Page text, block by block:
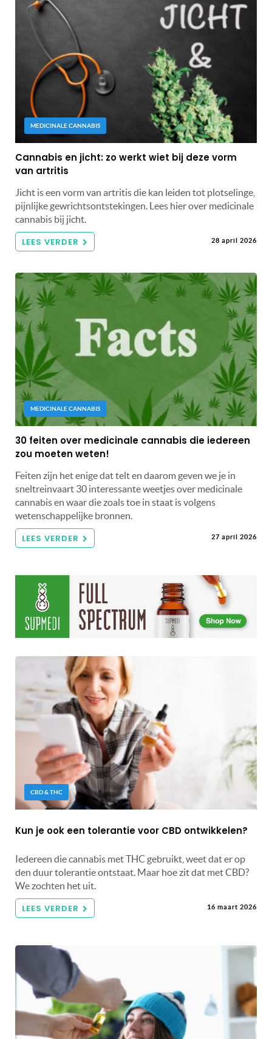
MEDICINALE CANNABIS
Cannabis en jicht: zo werkt wiet bij deze vorm
van artritis
Jicht is een vorm van artritis die kan leiden tot plotselinge,
pijnlijke gewrichtsontstekingen. Lees hier over medicinale
cannabis bij jicht.
LEES VERDER 28 april 2026
MEDICINALE CANNABIS
30 feiten over medicinale cannabis die iedereen
zou moeten weten!
Feiten zijn het enige dat telt en daarom geven we je in
sneltreinvaart 30 interessante weetjes over medicinale
cannabis en waar die zoals toe in staat is volgens
wetenschappelijke bronnen.
LEES VERDER 27 april 2026
CBD & THC
Kun je ook een tolerantie voor CBD ontwikkelen?
Iedereen die cannabis met THC gebruikt, weet dat er op
den duur tolerantie ontstaat. Maar hoe zit dat met CBD?
We zochten het uit.
LEES VERDER 16 maart 2026